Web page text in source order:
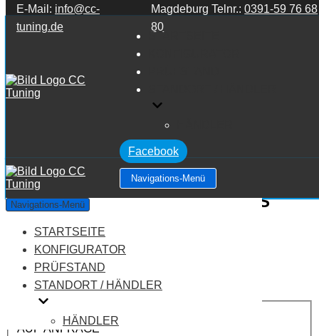
Zum Inhalt springen
E-Mail: info@cc-
tuning.de
Magdeburg Telnr.:0391-59 76 68
80
STARTSEITE
Facebook
Navigations-Menü
Navigations-Menü
STARTSEITE
KONFIGURATOR
PRÜFSTAND
STANDORT / HÄNDLER
HÄNDLER
Mercedes Benz S Klasse W221 S
Klasse S63 AMG 6.2 V8
Leistung:525 PS
Drehmoment:630 NM
Motortyp:Benziner
PREIS
AUF ANFRAGE